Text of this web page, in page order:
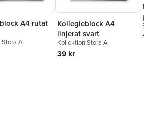
A4 rutat
A
Kollegieblock A4
linjerat svart
Kollektion Stora A
39 kr